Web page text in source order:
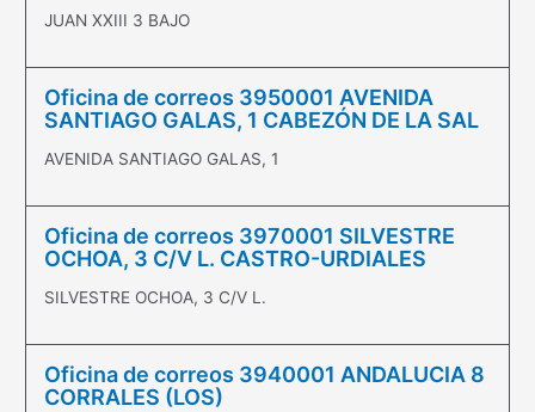
JUAN XXIII 3 BAJO
Oficina de correos 3950001 AVENIDA
SANTIAGO GALAS, 1 CABEZÓN DE LA SAL
AVENIDA SANTIAGO GALAS, 1
Oficina de correos 3970001 SILVESTRE
OCHOA, 3 C/V L. CASTRO-URDIALES
SILVESTRE OCHOA, 3 C/V L.
Oficina de correos 3940001 ANDALUCIA 8
CORRALES (LOS)